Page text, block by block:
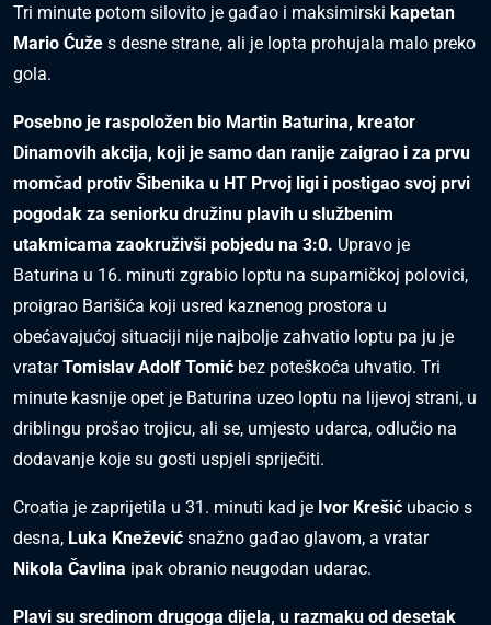
Tri minute potom silovito je gađao i maksimirski kapetan
Mario Ćuže s desne strane, ali je lopta prohujala malo preko
gola.
Posebno je raspoložen bio Martin Baturina, kreator
Dinamovih akcija, koji je samo dan ranije zaigrao i za prvu
momčad protiv Šibenika u HT Prvoj ligi i postigao svoj prvi
pogodak za seniorku družinu plavih u službenim
utakmicama zaokruživši pobjedu na 3:0. Upravo je
Baturina u 16. minuti zgrabio loptu na suparničkoj polovici,
proigrao Barišića koji usred kaznenog prostora u
obećavajućoj situaciji nije najbolje zahvatio loptu pa ju je
vratarTomislav Adolf Tomić bez poteškoća uhvatio. Tri
minute kasnije opet je Baturina uzeo loptu na lijevoj strani, u
driblingu prošao trojicu, ali se, umjesto udarca, odlučio na
dodavanje koje su gosti uspjeli spriječiti.
Croatia je zaprijetila u 31. minuti kad je Ivor Krešić ubacio s
desna, Luka Knežević snažno gađao glavom, a vratar
Nikola Čavlina ipak obranio neugodan udarac.
Plavi su sredinom drugoga dijela, u razmaku od desetak